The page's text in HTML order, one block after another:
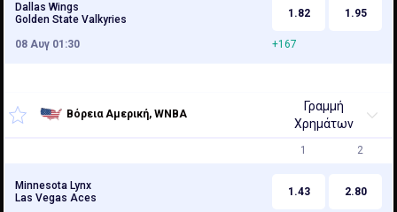
Dallas Wings
Golden State Valkyries
1.82 1.95
08 Αυγ 01:30 +167
Βόρεια Αμερική, WNBA
Γραμμή
Χρημάτων
1 2
Minnesota Lynx
Las Vegas Aces
1.43 2.80